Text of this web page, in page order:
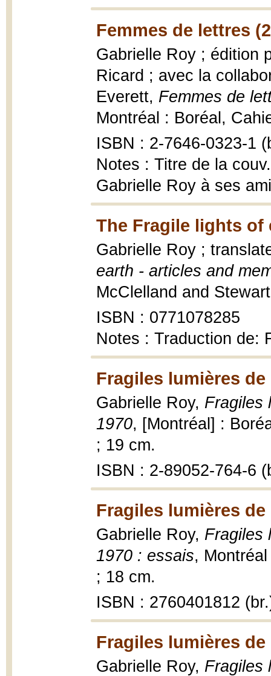
Femmes de lettres
Gabrielle Roy ; édition
Ricard ; avec la
Everett, Femmes de
Montréal : Boréal,
ISBN : 2-7646-0323-1
Notes : Titre de la
Gabrielle Roy à ses
The Fragile lights of
Gabrielle Roy ;
earth - articles and
McClelland and
ISBN : 0771078285
Notes : Traduction de:
Fragiles lumières de
Gabrielle Roy, Fragiles
1970, [Montréal] :
; 19 cm.
ISBN : 2-89052-764-6
Fragiles lumières de
Gabrielle Roy, Fragiles
1970 : essais,
; 18 cm.
ISBN : 2760401812
Fragiles lumières de
Gabrielle Roy, Fragiles